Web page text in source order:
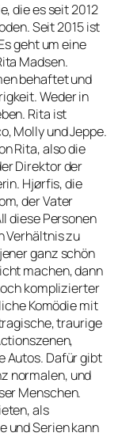
die es seit 2012
Seit 2015 ist
geht um eine
Madsen.
behaftet und
Weder in
Rita ist
Molly und Jeppe.
Rita, also die
Direktor der
Hjørfis, die
der Vater
diese Personen
Verhältnis zu
ganz schön
machen, dann
komplizierter
Komödie mit
traurige
Autos. Dafür gibt
normalen, und
Menschen.
als
und Serien kann